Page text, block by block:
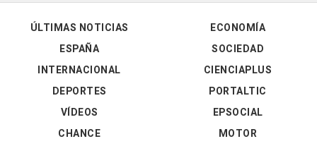
ÚLTIMAS NOTICIAS
ESPAÑA
INTERNACIONAL
DEPORTES
VÍDEOS
ECONOMÍA
SOCIEDAD
CIENCIAPLUS
PORTALTIC
EPSOCIAL
CHANCE
MOTOR